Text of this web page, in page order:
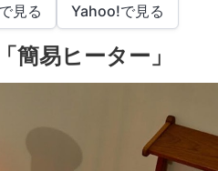
見る Yahoo!で見る
易ヒーター」